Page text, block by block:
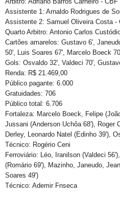
Assistente 1: Arnaldo Rodrigues de
Assistente 2: Samuel Oliveira Costa -
Quarto Arbitro: Antonio Carlos
Cartões amarelos: Gustavo 6',
50', Luis Soares 67', Marcelo Boeck
Gols: Osvaldo 32', Valdeci 70',
Renda: R$ 21.469,00
Público pagante: 6.000
Gratuidades: 706
Público total: 6.706
Fortaleza: Marcelo Boeck, Felipe
Jussani (Anderson Uchôa 68'), Roger
Derley, Leonardo Natel (Edinho 39'),
Técnico: Rogério Ceni
Ferroviário: Léo, Iranilson (Valdeci
(Romário 69'), Mazinho, Janeudo,
Soares 49')
Técnico: Ademir Fnseca